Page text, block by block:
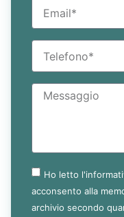
Ho letto
acconsento alla
archivio secondo